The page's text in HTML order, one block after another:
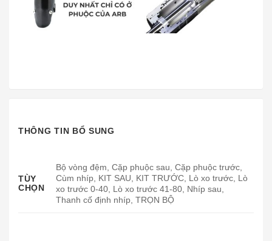
THÔNG TIN BỔ SUNG
TÙY
CHỌN
Bộ vòng đệm, Cặp phuộc sau, Cặp phuộc trước,
Cùm nhíp, KIT SAU, KIT TRƯỚC, Lò xo trước, Lò
xo trước 0-40, Lò xo trước 41-80, Nhíp sau,
Thanh cố định nhíp, TRỌN BỘ